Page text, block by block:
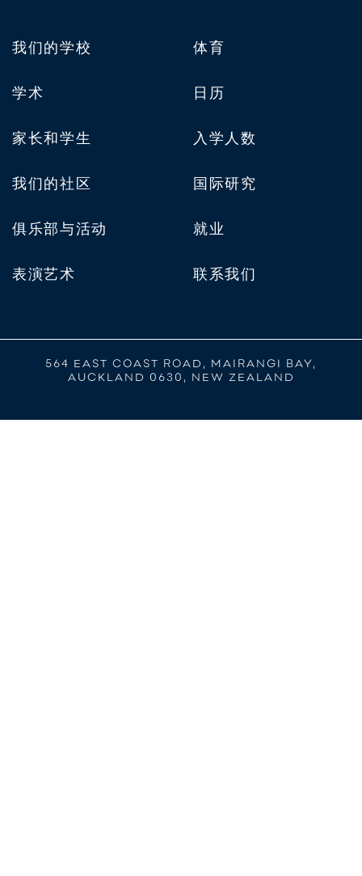
我们的学校
学术
家长和学生
我们的社区
俱乐部与活动
表演艺术
体育
日历
入学人数
国际研究
就业
联系我们
564 EAST COAST ROAD, MAIRANGI BAY,
AUCKLAND 0630, NEW ZEALAND